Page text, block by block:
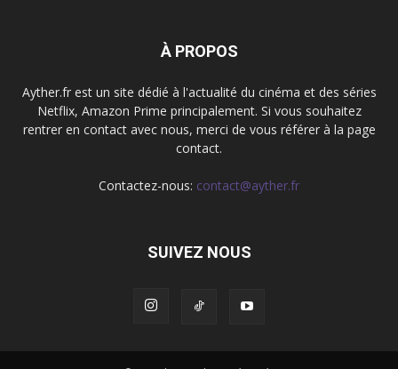
À PROPOS
Ayther.fr est un site dédié à l'actualité du cinéma et des séries
Netflix, Amazon Prime principalement. Si vous souhaitez
rentrer en contact avec nous, merci de vous référer à la page
contact.
Contactez-nous: contact@ayther.fr
SUIVEZ NOUS